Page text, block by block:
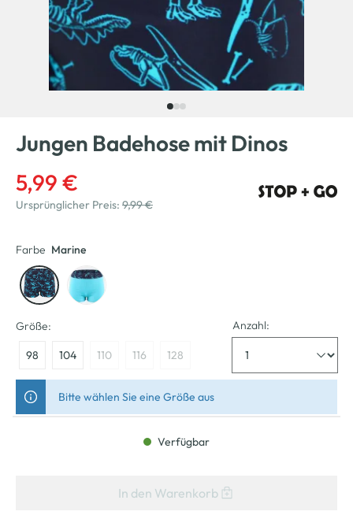
Jungen Badehose mit Dinos
5,99 €
Ursprünglicher Preis: 9,99 €
Farbe Marine
Größe:
98 104 110 116 128
Anzahl:
Bitte wählen Sie eine Größe aus
Verfügbar
In den Warenkorb